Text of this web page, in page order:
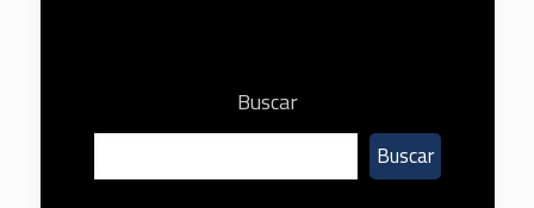
Buscar
Buscar